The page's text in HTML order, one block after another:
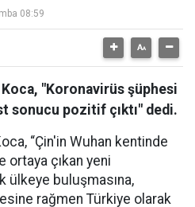
08:59
Koca, "Koronavirüs şüphesi
sonucu pozitif çıktı" dedi.
“Çin'in Wuhan kentinde
ortaya çıkan yeni
ülkeye buluşmasına,
rağmen Türkiye olarak